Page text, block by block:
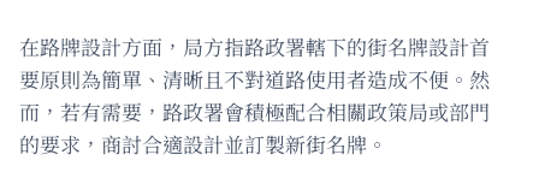
在路牌設計方面，局方指路政署轄下的街名牌設計首
要原則為簡單、清晰且不對道路使用者造成不便。然
而，若有需要，路政署會積極配合相關政策局或部門
的要求，商討合適設計並訂製新街名牌。